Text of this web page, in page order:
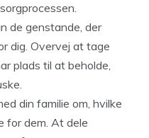
de genstande, der
dig. Overvej at tage
plads til at beholde,
din familie om, hvilke
for dem. At dele